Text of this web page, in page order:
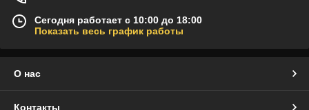
Сегодня работает с 10:00 до 18:00
Показать весь график работы
О нас
Контакты